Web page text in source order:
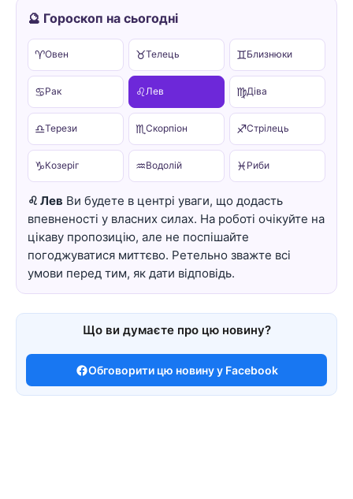
🔮 Гороскоп на сьогодні
♈Овен ♉Телець ♊Близнюки
♋Рак ♌Лев ♍Діва
♎Терези ♏Скорпіон ♐Стрілець
♑Козеріг ♒Водолій ♓ Риби
♌ Лев Ви будете в центрі уваги, що додасть
впевненості у власних силах. На роботі очікуйте на
цікаву пропозицію, але не поспішайте
погоджуватися миттєво. Ретельно зважте всі
умови перед тим, як дати відповідь.
Що ви думаєте про цю новину?
Обговорити цю новину у Facebook